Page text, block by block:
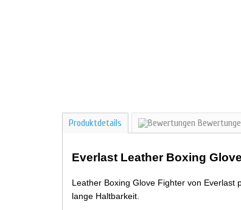
Produktdetails
Everlast Leather Boxing
Leather Boxing Glove Fighter von
lange Haltbarkeit.